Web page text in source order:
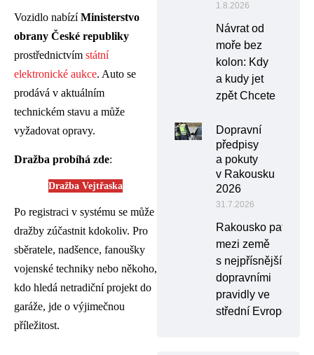
Vozidlo nabízíMinisterstvo
obrany České republiky
prostřednictvím státní
elektronické aukce. Auto se
prodává v aktuálním
technickém stavu a může
vyžadovat opravy.
Dražba probíhá zde:
Dražba Vejtřaska
Po registraci v systému se může
dražby zúčastnit kdokoliv. Pro
sběratele, nadšence, fanoušky
vojenské techniky nebo někoho,
kdo hledá netradiční projekt do
garáže, jde o výjimečnou
příležitost.
1.8.2026
Návrat od
moře bez
kolon: Kdy
a kudy jet
zpět Chcete
Dopravní
předpisy
a pokuty
v Rakousku
2026
31.7.2026
Rakousko patří
mezi země
s nejpřísnějšími
dopravními
pravidly ve
střední Evropě